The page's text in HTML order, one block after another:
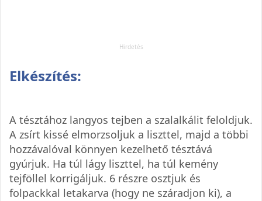
Elkészítés:
A tésztához langyos tejben a szalalkálit feloldjuk.
A zsírt kissé elmorzsoljuk a liszttel, majd a többi
hozzávalóval könnyen kezelhető tésztává
gyúrjuk. Ha túl lágy liszttel, ha túl kemény
tejföllel korrigáljuk. 6 részre osztjuk és
folpackkal letakarva (hogy ne száradjon ki), a